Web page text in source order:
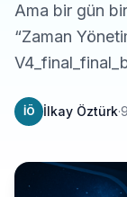
Ama bir gün
“Zaman
İÖ İlkay Öztürk·